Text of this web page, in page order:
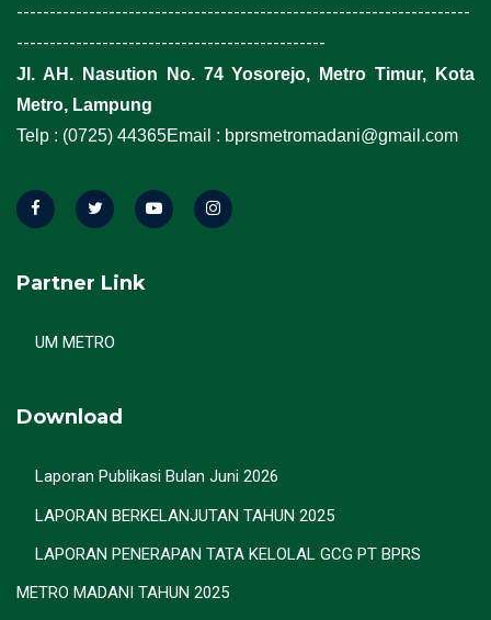
---------------------------------------------------------------------
-----------------------------------------------
Jl. AH. Nasution No. 74 Yosorejo, Metro Timur, Kota
Metro, Lampung
Telp : (0725) 44365Email : bprsmetromadani@gmail.com
Partner Link
UM METRO
Download
Laporan Publikasi Bulan Juni 2026
LAPORAN BERKELANJUTAN TAHUN 2025
LAPORAN PENERAPAN TATA KELOLAL GCG PT BPRS
METRO MADANI TAHUN 2025